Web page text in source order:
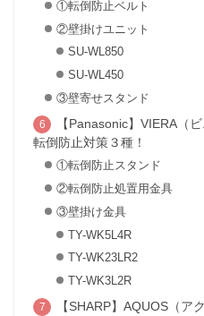
①転倒防止ベルト
②壁掛けユニット
SU-WL850
SU-WL450
③壁寄せスタンド
【Panasonic】VIERA（
転倒防止対策３種！
①転倒防止スタンド
②転倒防止処置用金具
③壁掛け金具
TY-WK5L4R
TY-WK23LR2
TY-WK3L2R
【SHARP】AQUOS（ア